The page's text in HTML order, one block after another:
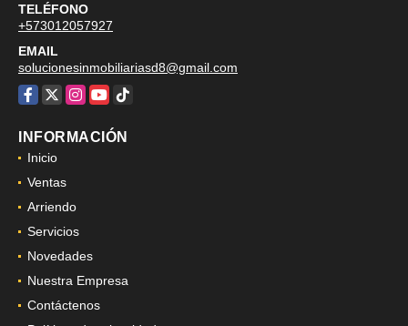
TELÉFONO
+573012057927
EMAIL
solucionesinmobiliariasd8@gmail.com
Facebook
X Instagram
YouTube
TikTok
INFORMACIÓN
Inicio
Ventas
Arriendo
Servicios
Novedades
Nuestra Empresa
Contáctenos